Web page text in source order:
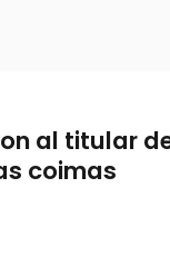
al titular
coimas